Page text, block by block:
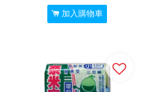
加入購物車